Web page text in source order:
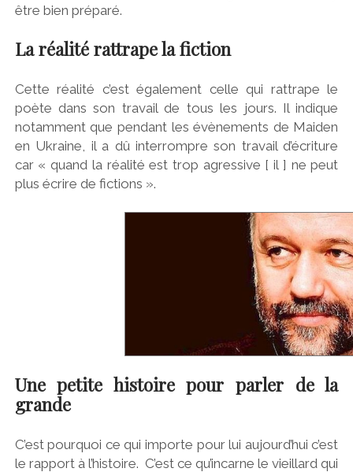
être bien préparé.
La réalité rattrape la fiction
Cette réalité c’est également celle qui rattrape le
poète dans son travail de tous les jours. Il indique
notamment que pendant les évènements de Maiden
en Ukraine, il a dû interrompre son travail d’écriture
car « quand la réalité est trop agressive [ il ] ne peut
plus écrire de fictions ».
Une petite histoire pour parler de la
grande
C’est pourquoi ce qui importe pour lui aujourd’hui c’est
le rapport à l’histoire. C’est ce qu’incarne le vieillard qui